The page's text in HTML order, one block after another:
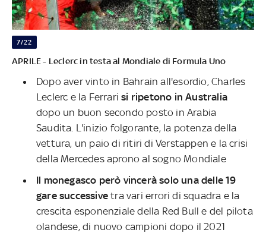
7/22
APRILE - Leclerc in testa al Mondiale di Formula Uno
Dopo aver vinto in Bahrain all'esordio, Charles
Leclerc e la Ferrarisi ripetono in Australia
dopo un buon secondo posto in Arabia
Saudita. L'inizio folgorante, la potenza della
vettura, un paio di ritiri di Verstappen e la crisi
della Mercedes aprono al sogno Mondiale
Il monegasco però vincerà solo una delle 19
gare successive tra vari errori di squadra e la
crescita esponenziale della Red Bull e del pilota
olandese, di nuovo campioni dopo il 2021